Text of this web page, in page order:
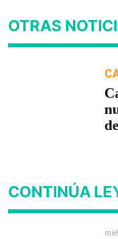
OTRAS
CONTINÚA